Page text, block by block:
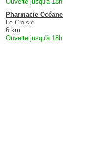
Ouverte jusqu'à 18h
Pharmacie Océane
Le Croisic
6 km
Ouverte jusqu'à 18h